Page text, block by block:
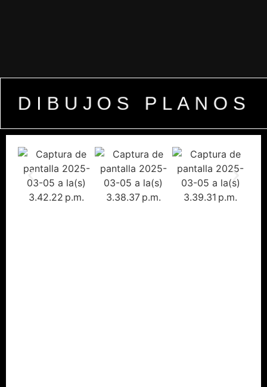
DIBUJOS PLANOS